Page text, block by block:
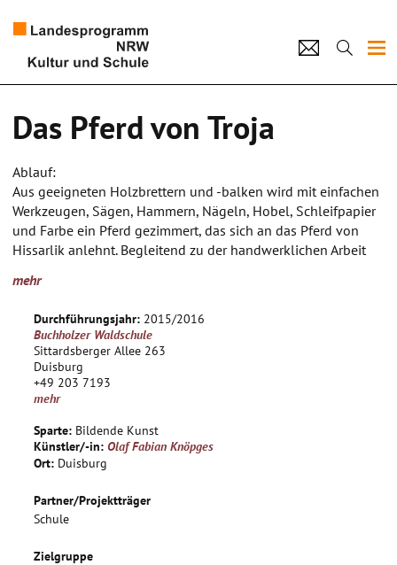
Künstlerpool
Schulen
Kultur und Schule
Das Pferd von Troja
Ablauf:
Aus geeigneten Holzbrettern und -balken wird mit einfachen
Werkzeugen, Sägen, Hammern, Nägeln, Hobel, Schleifpapier
und Farbe ein Pferd gezimmert, das sich an das Pferd von
Hissarlik anlehnt. Begleitend zu der handwerklichen Arbeit
trojanischen Krieges erarbeitet.
zusammengeführt in einer Aufführung um das Schlussdrama
des trojanische Krieges nach Homer.
mehr
Durchführungsjahr: 2015/2016
Buchholzer Waldschule
Sittardsberger Allee 263
Duisburg
+49 203 7193
mehr
Sparte: Bildende Kunst
Künstler/-in: Olaf Fabian Knöpges
Ort: Duisburg
Partner/Projektträger
Schule
Zielgruppe